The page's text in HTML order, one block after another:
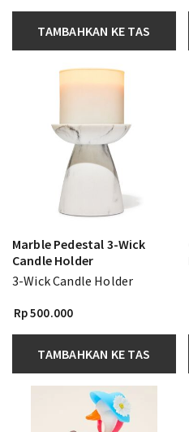
TAMBAHKAN KE TAS
Marble Pedestal 3-Wick
Candle Holder
3-Wick Candle Holder
Rp 500.000
TAMBAHKAN KE TAS